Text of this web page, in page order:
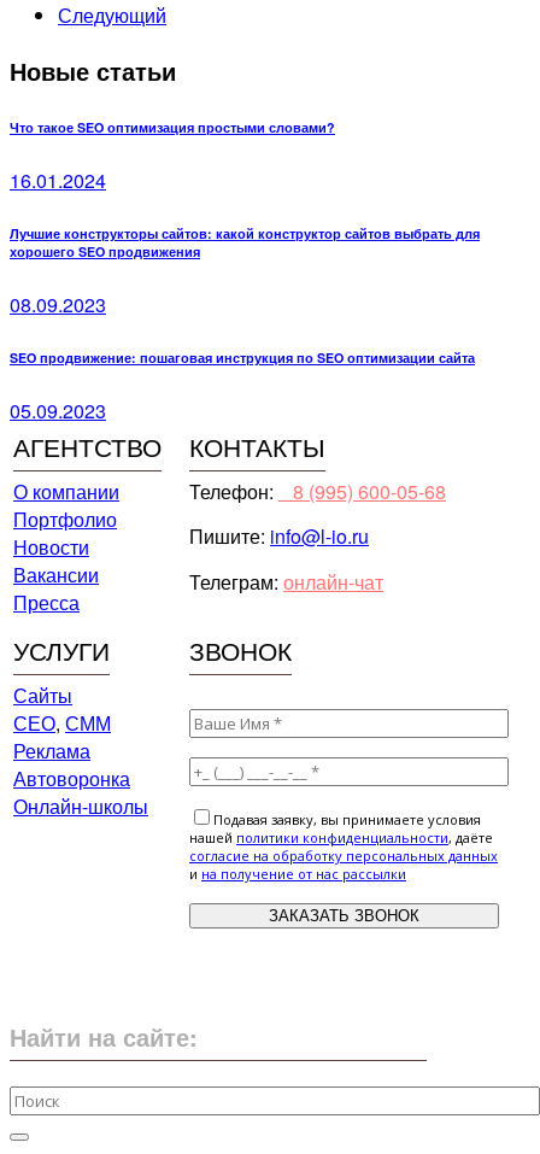
Следующий
Новые статьи
Что такое SEO оптимизация простыми словами?
16.01.2024
Лучшие конструкторы сайтов: какой конструктор сайтов выбрать для
хорошего SEO продвижения
08.09.2023
SEO продвижение: пошаговая инструкция по SEO оптимизации сайта
05.09.2023
АГЕНТСТВО КОНТАКТЫ
О компании
Портфолио
Новости
Вакансии
Пресса
Телефон:
⠀8 (995) 600-05-68
Пишите: info@l-io.ru
Телеграм: онлайн-чат
УСЛУГИ ЗВОНОК
Сайты
СЕО, СММ
Реклама
Автоворонка
Онлайн-школы
Подавая заявку, вы принимаете условия
нашей политики конфиденциальности, даёте
cогласие на обработку персональных данных
и на получение от нас рассылки
Найти на сайте: